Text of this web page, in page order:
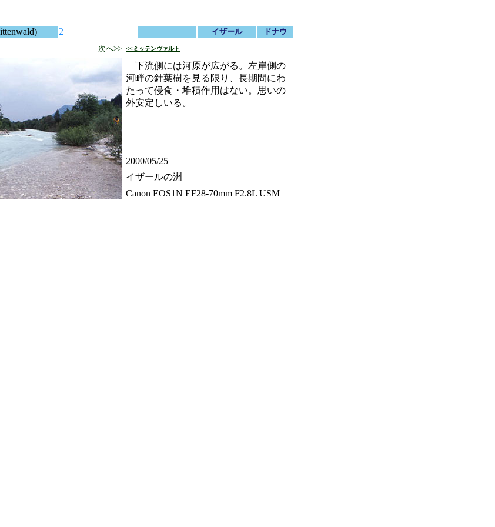
2 イザール
ドナウ
次へ>> <<ミッテンヴァルト
下流側には河原が広がる。左岸側の
河畔の針葉樹を見る限り、長期間にわ
たって侵食・堆積作用はない。思いの
外安定しいる。
2000/05/25
イザールの洲
Canon EOS1N EF28-70mm F2.8L USM